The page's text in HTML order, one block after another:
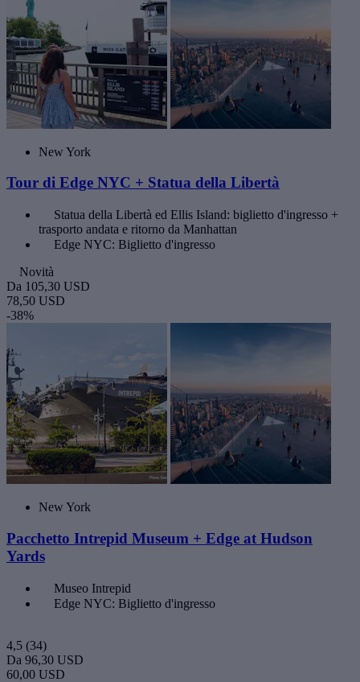
New York
Tour di Edge NYC + Statua della Libertà
Statua della Libertà ed Ellis Island: biglietto d'ingresso +
trasporto andata e ritorno da Manhattan
Edge NYC: Biglietto d'ingresso
Novità
Da 105,30 USD
78,50 USD
-38%
New York
Pacchetto Intrepid Museum + Edge at Hudson
Yards
Museo Intrepid
Edge NYC: Biglietto d'ingresso
4,5 (34)
Da 96,30 USD
60,00 USD